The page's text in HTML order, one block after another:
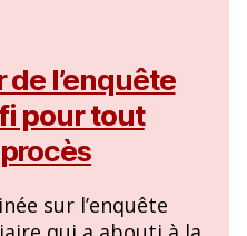
l’enquête
pour tout
sur l’enquête